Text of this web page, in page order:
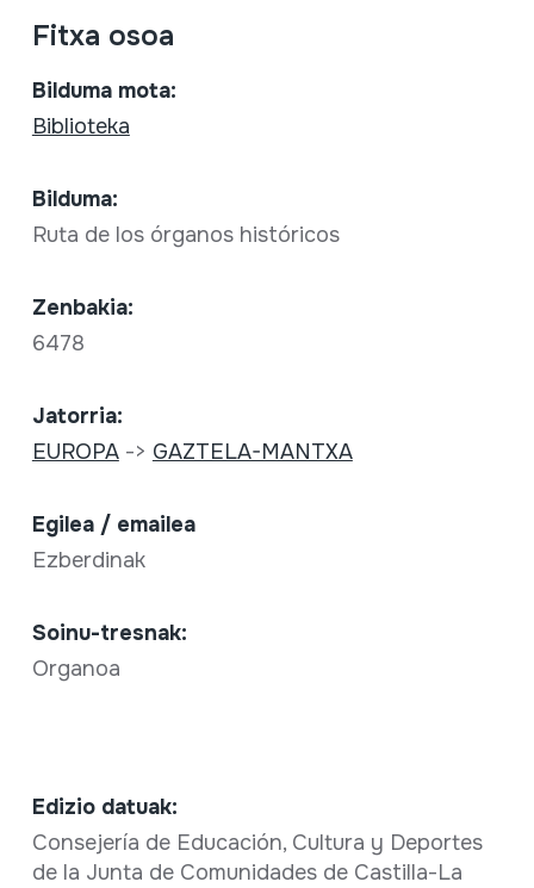
Fitxa osoa
Bilduma mota:
Biblioteka
Bilduma:
Ruta de los órganos históricos
Zenbakia:
6478
Jatorria:
EUROPA-> GAZTELA-MANTXA
Egilea / emailea
Ezberdinak
Soinu-tresnak:
Organoa
Edizio datuak:
Consejería de Educación, Cultura y Deportes
de la Junta de Comunidades de Castilla-La